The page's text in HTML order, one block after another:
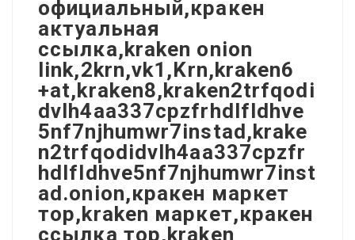
официальный,кракен
актуальная
ссылка,kraken onion
link,2krn,vk1,Krn,kraken6
+at,kraken8,kraken2trfqodi
dvlh4aa337cpzfrhdlfldhve
5nf7njhumwr7instad,krake
n2trfqodidvlh4aa337cpzfr
hdlfldhve5nf7njhumwr7inst
ad.onion,кракен маркет
тор,kraken маркет,кракен
ссылка тор,kraken